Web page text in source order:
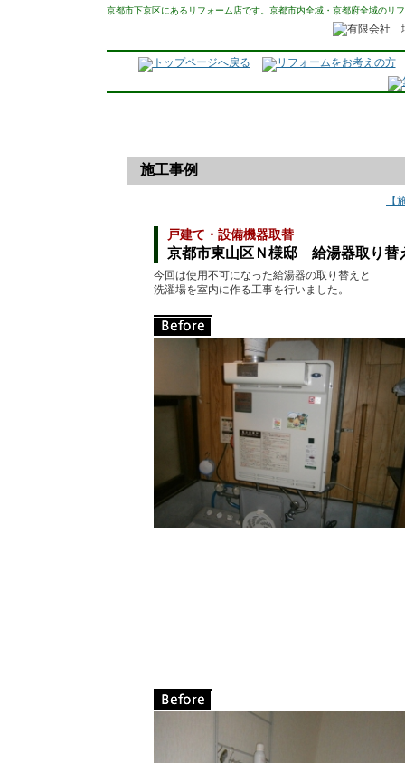
京都市下京区にあるリフォーム店です。京都市内全域・京都府全域の
施工事例
【
戸建て・設備機器取替
京都市東山区Ｎ様邸 給湯器取り替
今回は使用不可になった給湯器の取り替えと
洗濯場を室内に作る工事を行いました。